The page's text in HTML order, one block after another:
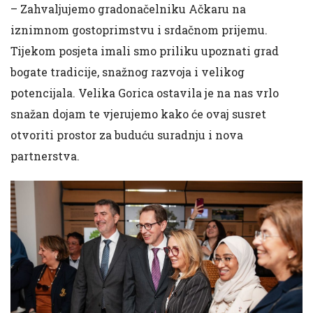
– Zahvaljujemo gradonačelniku Ačkaru na
iznimnom gostoprimstvu i srdačnom prijemu.
Tijekom posjeta imali smo priliku upoznati grad
bogate tradicije, snažnog razvoja i velikog
potencijala. Velika Gorica ostavila je na nas vrlo
snažan dojam te vjerujemo kako će ovaj susret
otvoriti prostor za buduću suradnju i nova
partnerstva.